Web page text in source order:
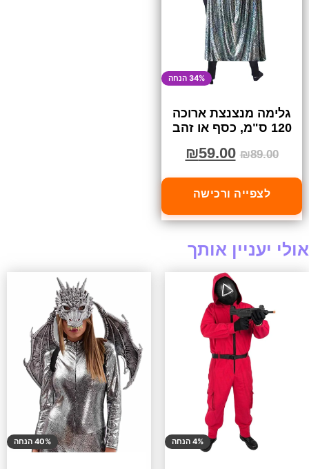
34% הנחה
גלימה מנצנצת ארוכה
120 ס"מ, כסף או זהב
₪89.00
₪59.00
לצפייה ורכישה
אולי יעניין אותך
4% הנחה 40% הנחה